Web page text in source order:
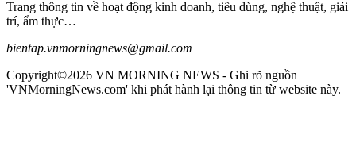
Trang thông tin về hoạt động kinh doanh, tiêu dùng, nghệ thuật, giải
trí, ẩm thực…
bientap.vnmorningnews@gmail.com
Copyright©2026 VN MORNING NEWS - Ghi rõ nguồn
'VNMorningNews.com' khi phát hành lại thông tin từ website này.